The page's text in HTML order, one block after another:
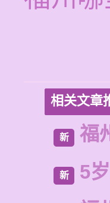
相关文章
新 福
新
5